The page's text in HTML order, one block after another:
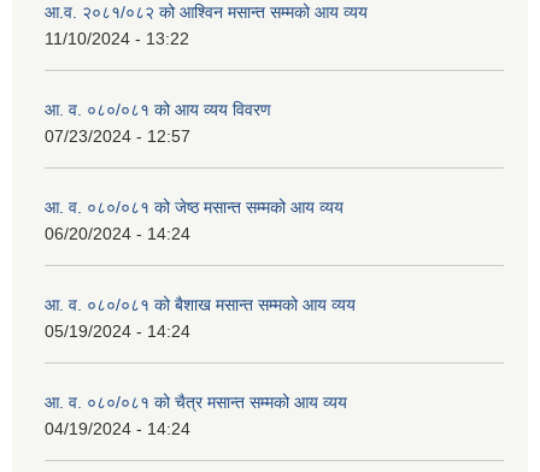
आ.व. २०८१/०८२ को आश्विन मसान्त सम्मको आय व्यय
11/10/2024 - 13:22
आ. व. ०८०/०८१ को आय व्यय विवरण
07/23/2024 - 12:57
आ. व. ०८०/०८१ को जेष्ठ मसान्त सम्मको आय व्यय
06/20/2024 - 14:24
आ. व. ०८०/०८१ को बैशाख मसान्त सम्मको आय व्यय
05/19/2024 - 14:24
आ. व. ०८०/०८१ को चैत्र मसान्त सम्मको आय व्यय
04/19/2024 - 14:24